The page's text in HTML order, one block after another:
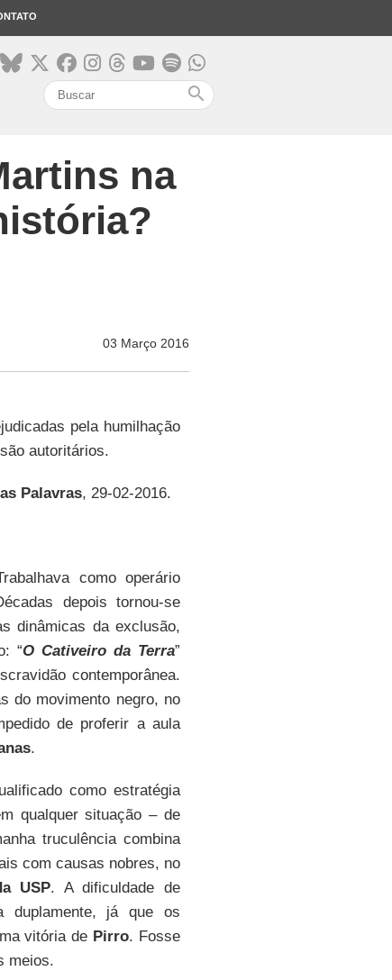
search
na
03 Março 2016
pela humilhação
autoritários.
Palavras, 29-02-2016.
como operário
depois tornou-se
dinâmicas da exclusão,
“O Cativeiro da Terra”
contemporânea.
do movimento negro, no
de proferir a aula
.
como estratégia
qualquer situação – de
truculência combina
com causas nobres, no
USP. A dificuldade de
duplamente, já que os
vitória de Pirro. Fosse
meios.